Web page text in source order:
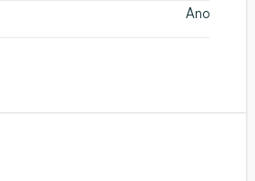
Ano